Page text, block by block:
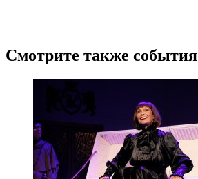
Смотрите также события